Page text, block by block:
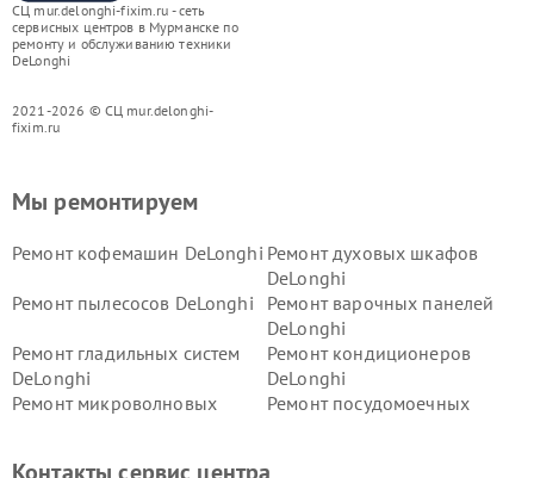
СЦ mur.delonghi-fixim.ru - сеть
сервисных центров в Мурманске по
ремонту и обслуживанию техники
DeLonghi
2021-2026 © СЦ mur.delonghi-
fixim.ru
Мы ремонтируем
Ремонт кофемашин DeLonghi Ремонт духовых шкафов
DeLonghi
Ремонт пылесосов DeLonghi
Ремонт варочных панелей
DeLonghi
Ремонт гладильных систем
DeLonghi
Ремонт кондиционеров
DeLonghi
Ремонт микроволновых
Ремонт посудомоечных